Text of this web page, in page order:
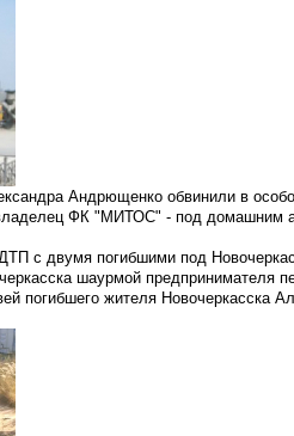
Андрющенко обвинили в
ФК "МИТОС" - под домашним
с двумя погибшими под
шаурмой предпринимателя
погибшего жителя Новочеркасска